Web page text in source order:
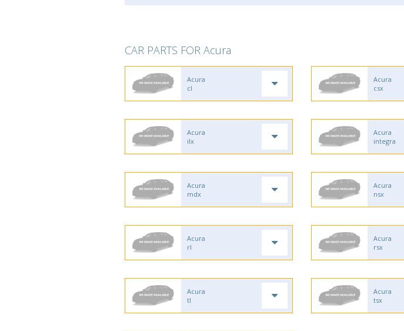
CAR PARTS FOR Acura
Acura
cl
Acura
csx
Acura
ilx
Acura
integra
Acura
mdx
Acura
nsx
Acura
rl
Acura
rsx
Acura
tl
Acura
tsx